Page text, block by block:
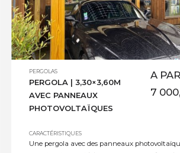
PERGOLAS
PERGOLA | 3,30×3,60M
AVEC PANNEAUX
PHOTOVOLTAÏQUES
A
7
CARACTÉRISTIQUES
Une pergola avec des panneaux